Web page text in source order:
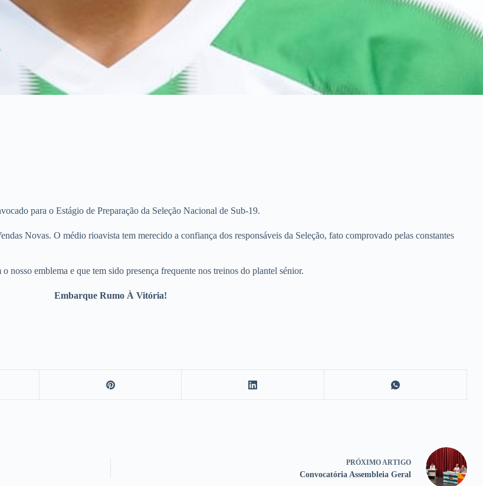
para o Estágio de Preparação da Seleção Nacional de Sub-19.
Novas. O médio rioavista tem merecido a confiança dos responsáveis da Seleção, fato comprovado pelas constantes
emblema e que tem sido presença frequente nos treinos do plantel sénior.
Embarque Rumo À Vitória!
PRÓXIMO ARTIGO
Convocatória Assembleia Geral